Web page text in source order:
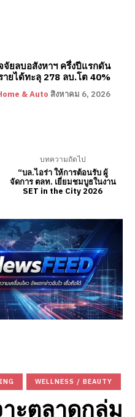
จัยลบอสังหาฯ ครึ่งปีแรกดัน
ายได้ทะลุ 278 ลบ.โต 40%
& Auto สิงหาคม 6, 2026
บทความถัดไป
“บล.ไอร่า ให้การต้อนรับ ผู้
จัดการ ตลท. เยี่ยมชมบูธในงาน
SET in the City 2026